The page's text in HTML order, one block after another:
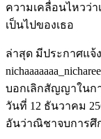
ความเคลื่อนไหวว่า
เป็นไปของเธอ
ล่าสุด มีประกาศแจ้
nichaaaaaaa_nicharee
บอกเลิกสัญญาในก
วันที่ 12 ธันวาคม
อันว่าณิชาจบการศึ